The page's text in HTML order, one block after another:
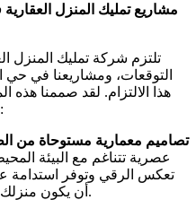
مشاريع تمليك المنزل
تلتزم شركة تمليك المنزل
هذا الالتزام. لقد صممنا هذه
لها، مع التركيز على الجوانب التالية:
تصاميم معمارية مستوحاة من
عصرية تتناغم مع البيئة
تعكس الرقي وتوفر استدامة
أن يكون منزلك جزءاً من لوحة فنية متكاملة.